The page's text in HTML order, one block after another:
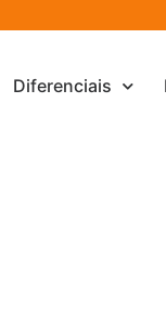
Diferenciais